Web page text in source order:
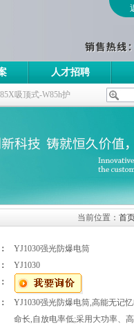
人才招聘
吸顶式-W85h护
当前位置： 首
YJ1030强光防爆电筒
YJ1030
YJ1030强光防爆电筒,高能无记
命长,自放电率低;采用大功率、